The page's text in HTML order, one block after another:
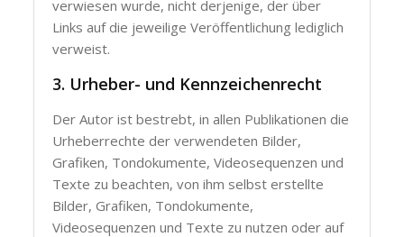
verwiesen wurde, nicht derjenige, der über
Links auf die jeweilige Veröffentlichung lediglich
verweist.
3. Urheber- und Kennzeichenrecht
Der Autor ist bestrebt, in allen Publikationen die
Urheberrechte der verwendeten Bilder,
Grafiken, Tondokumente, Videosequenzen und
Texte zu beachten, von ihm selbst erstellte
Bilder, Grafiken, Tondokumente,
Videosequenzen und Texte zu nutzen oder auf